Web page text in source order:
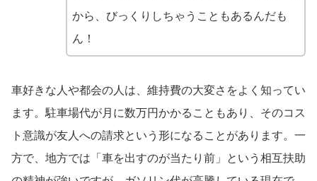
から、びっくりしちゃうこともあるんだも
ん！
車好きな人や都会の人は、維持費の大変さをよく知ってい
ます。駐車場代が月に数万円かかることもあり、そのコス
ト意識が友人への請求という形になることがあります。一
方で、地方では「車を出すのが当たり前」という相互扶助